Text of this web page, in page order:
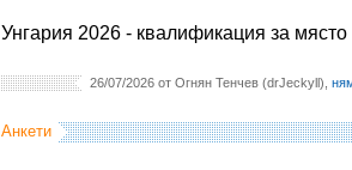
Унгария 2026 - квалификация за място
26/07/2026 от Огнян Тенчев (drJeckyll),
Анкети